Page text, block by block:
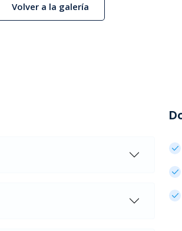
Volver a la galería